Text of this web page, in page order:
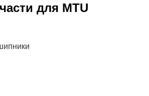
для MTU